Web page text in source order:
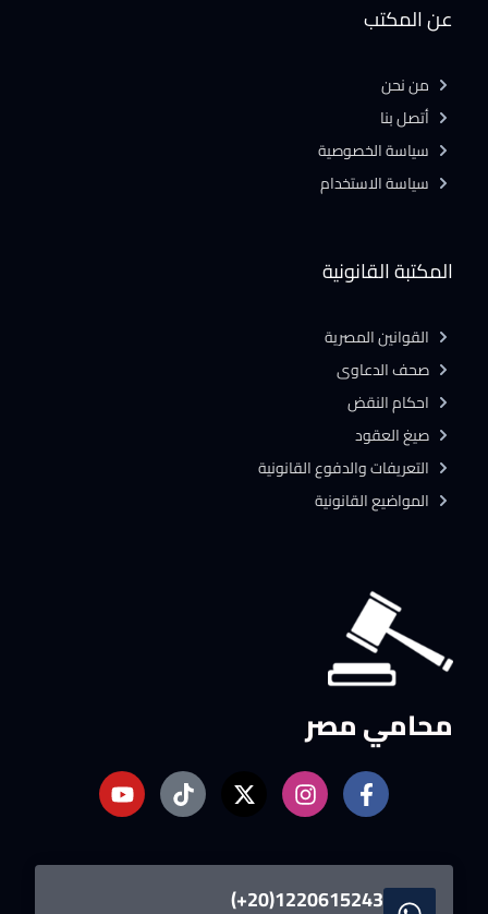
محامي مصر
1220615243(20+)
المكتبة القانونية
القوانين المصرية
صحف الدعاوى
احكام النقض
صيغ العقود
التعريفات والدفوع القانونية
المواضيع القانونية
عن المكتب
من نحن
أتصل بنا
سياسة الخصوصية
سياسة الاستخدام